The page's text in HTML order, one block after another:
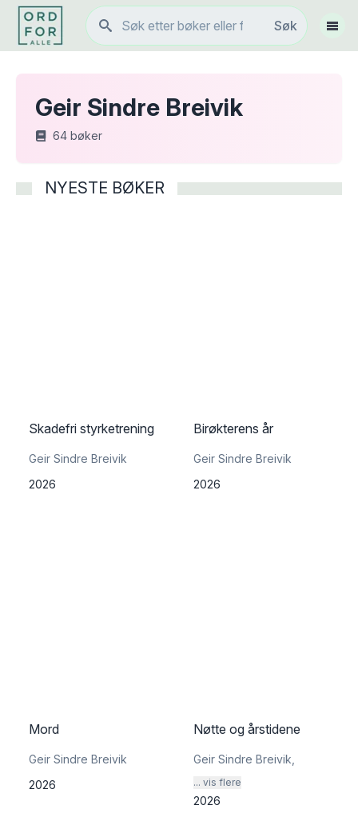
Søk
Søk
Vis
Geir Sindre Breivik
64 bøker
NYESTE BØKER
Skadefri styrketrening
Geir Sindre Breivik
2026
Birøkterens år
Geir Sindre Breivik
2026
Mord
Geir Sindre Breivik
2026
Nøtte og årstidene
Geir Sindre Breivik
... vis flere
2026